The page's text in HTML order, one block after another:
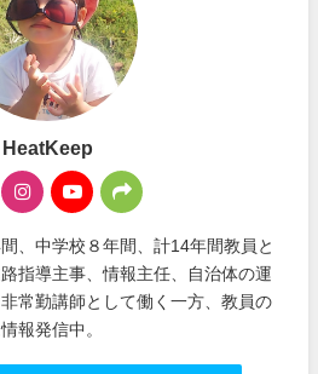
HeatKeep
、中学校８年間、計14年間教員と
指導主事、情報主任、自治体の運
常勤講師として働く一方、教員の
報発信中。